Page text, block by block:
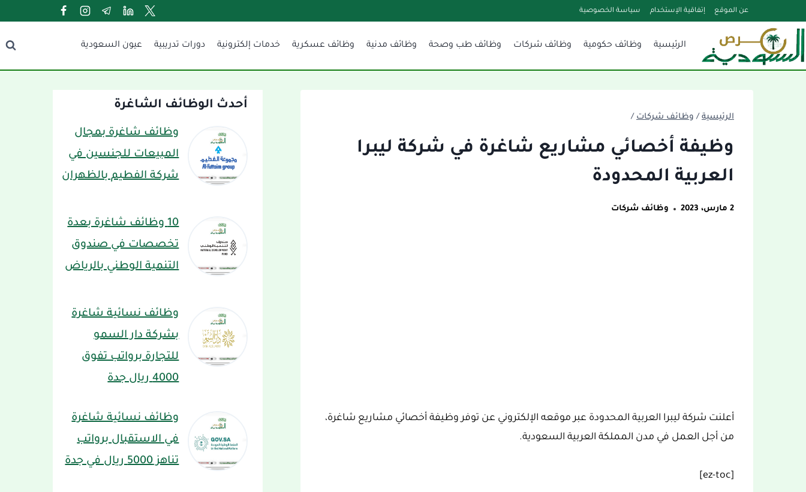
إلى
المحتوى
عن الموقع إتفاقية الإستخدام سياسة الخصوصية
الرئيسية وظائف حكومية وظائف شركات وظائف طب وصحة وظائف مدنية وظائف عسكرية خدمات إلكترونية دورات تدريبية عيون السعودية
الرئيسية / وظائف شركات /
وظيفة أخصائي مشاريع شاغرة في شركة ليبرا
العربية المحدودة
2 مارس، 2023 وظائف شركات
أعلنت شركة ليبرا العربية المحدودة عبر موقعه الإلكتروني عن توفر وظيفة أخصائي مشاريع شاغرة،
من أجل العمل في مدن المملكة العربية السعودية.
[ez-toc]
أحدث الوظائف الشاغرة
وظائف شاغرة بمجال
المبيعات للجنسين في
شركة الفطيم بالظهران
10 وظائف شاغرة بعدة
تخصصات في صندوق
التنمية الوطني بالرياض
وظائف نسائية شاغرة
بشركة دار السمو
للتجارة برواتب تفوق
4000 ريال جدة
وظائف نسائية شاغرة
في الاستقبال برواتب
تناهز 5000 ريال في جدة